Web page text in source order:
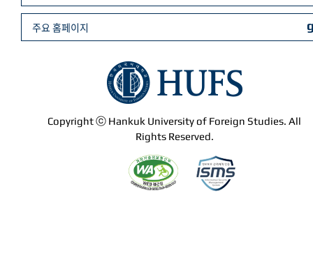
Copyright ⓒ Hankuk University of Foreign Studies. All
Rights Reserved.
주요 홈페이지